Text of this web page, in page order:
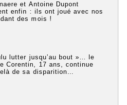
et Antoine Dupont
enfin : ils ont joué avec nos
des mois !
lutter jusqu’au bout »… le
Corentin, 17 ans, continue
de sa disparition…